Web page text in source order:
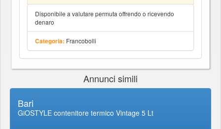
Disponibile a valutare permuta offrendo o ricevendo
denaro
Categoria: Francobolli
Annunci simili
Bari
GiOSTYLE contenitore termico Vintage 5 Lt